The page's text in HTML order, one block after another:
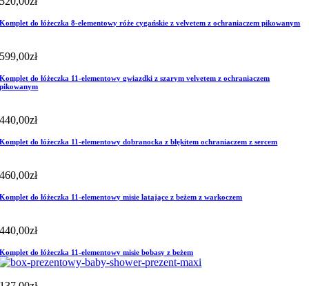
Komplet do łóżeczka 8-elementowy róże cygańskie z velvetem z ochraniaczem pikowanym
599,00zł
Komplet do łóżeczka 11-elementowy gwiazdki z szarym velvetem z ochraniaczem
pikowanym
440,00zł
Komplet do łóżeczka 11-elementowy dobranocka z błękitem ochraniaczem z sercem
460,00zł
Komplet do łóżeczka 11-elementowy misie latające z beżem z warkoczem
440,00zł
Komplet do łóżeczka 11-elementowy misie bobasy z beżem